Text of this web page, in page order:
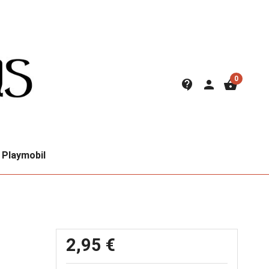
contact_support person shopping_basket0
Playmobil
2,95 €